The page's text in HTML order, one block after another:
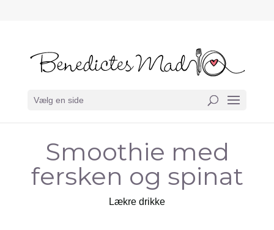
Vælg en side
Smoothie med
fersken og spinat
Lækre drikke